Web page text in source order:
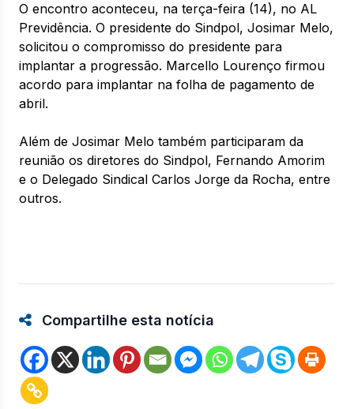
O encontro aconteceu, na terça-feira (14), no AL
Previdência. O presidente do Sindpol, Josimar Melo,
solicitou o compromisso do presidente para
implantar a progressão. Marcello Lourenço firmou
acordo para implantar na folha de pagamento de
abril.
Além de Josimar Melo também participaram da
reunião os diretores do Sindpol, Fernando Amorim
e o Delegado Sindical Carlos Jorge da Rocha, entre
outros.
Compartilhe esta notícia